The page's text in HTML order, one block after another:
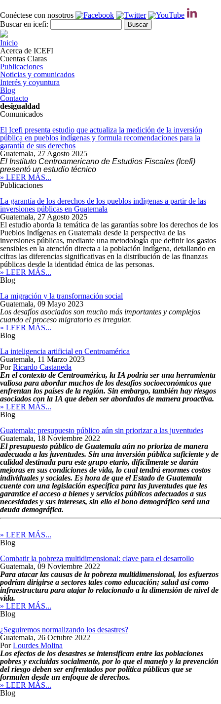
Conéctese con nosotros
Formulario de búsqueda
Buscar en icefi:
Inicio
Acerca de ICEFI
Cuentas Claras
Publicaciones
Noticias y comunicados
Interés y coyuntura
Blog
Contacto
desigualdad
Comunicados
El Icefi presenta estudio que actualiza la medición de la inversión
pública en pueblos indígenas y formula recomendaciones para la
garantía de sus derechos
Guatemala, 27 Agosto 2025
El Instituto Centroamericano de Estudios Fiscales (Icefi)
presentó un estudio técnico
» LEER MÁS...
Publicaciones
La garantía de los derechos de los pueblos indígenas a partir de las
inversiones públicas en Guatemala
Guatemala, 27 Agosto 2025
El estudio aborda la temática de las garantías sobre los derechos de los
Pueblos Indígenas en Guatemala desde la perspectiva de las
inversiones públicas, mediante una metodología que definir los gastos
sensibles en la atención directa a la población Indígena, detallando en
cifras las diferencias significativas en la distribución de las finanzas
públicas desde la identidad étnica de las personas.
» LEER MÁS...
Blog
La migración y la transformación social
Guatemala, 09 Mayo 2023
Los desafíos asociados son mucho más importantes y complejos
cuando el proceso migratorio es irregular.
» LEER MÁS...
Blog
La inteligencia artificial en Centroamérica
Guatemala, 11 Marzo 2023
PorRicardo Castaneda
En el contexto de Centroamérica, la IA podría ser una herramienta
valiosa para abordar muchos de los desafíos socioeconómicos que
enfrentan los países de la región. Sin embargo, también hay riesgos
asociados con la IA que deben ser abordados de manera proactiva.
» LEER MÁS...
Blog
Guatemala: presupuesto público aún sin priorizar a las juventudes
Guatemala, 18 Noviembre 2022
El presupuesto público de Guatemala aún no prioriza de manera
adecuada a las juventudes. Sin una inversión pública suficiente y de
calidad destinada para este grupo etario, difícilmente se darán
mejoras en sus condiciones de vida, lo cual tendrá enormes costos
individuales y sociales. Es hora de que el Estado de Guatemala
cuente con una legislación específica para las juventudes que les
garantice el acceso a bienes y servicios públicos adecuados a sus
necesidades y sus intereses, sin ello el bono demográfico será una
deuda demográfica.
» LEER MÁS...
Blog
Combatir la pobreza multidimensional: clave para el desarrollo
Guatemala, 09 Noviembre 2022
Para atacar las causas de la pobreza multidimensional, los esfuerzos
podrían dirigirse a sectores tales como educación; salud así como
infraestructura para atajar lo relacionado a la dimensión de nivel de
vida.
» LEER MÁS...
Blog
¿Seguiremos normalizando los desastres?
Guatemala, 26 Octubre 2022
PorLourdes Molina
Los efectos de los desastres se intensifican entre las poblaciones
pobres y excluidas socialmente, por lo que el manejo y la prevención
del riesgo deben ser enfrentados por política públicas que se
formulen desde un enfoque de derechos.
» LEER MÁS...
Blog